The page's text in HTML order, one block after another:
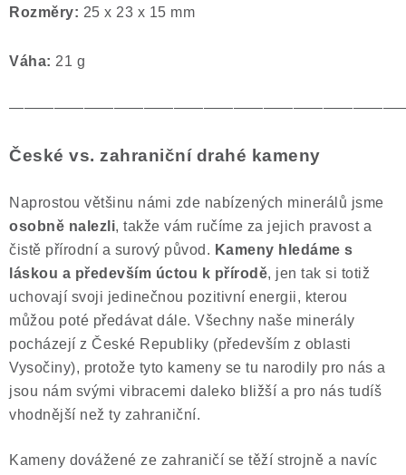
Rozměry: 25 x 23 x 15 mm
Váha: 21 g
České vs. zahraniční drahé kameny
Naprostou většinu námi zde nabízených minerálů jsme
osobně nalezli, takže vám ručíme za jejich pravost a
čistě přírodní a surový původ. Kameny hledáme s
láskou a především úctou k přírodě, jen tak si totiž
uchovají svoji jedinečnou pozitivní energii, kterou
můžou poté předávat dále. Všechny naše minerály
pocházejí z České Republiky (především z oblasti
Vysočiny), protože tyto kameny se tu narodily pro nás a
jsou nám svými vibracemi daleko bližší a pro nás tudíš
vhodnější než ty zahraniční.
Kameny dovážené ze zahraničí se těží strojně a navíc